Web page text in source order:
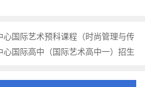
心国际艺术预科课程（时尚管理与传
心国际高中（国际艺术高中一）招生